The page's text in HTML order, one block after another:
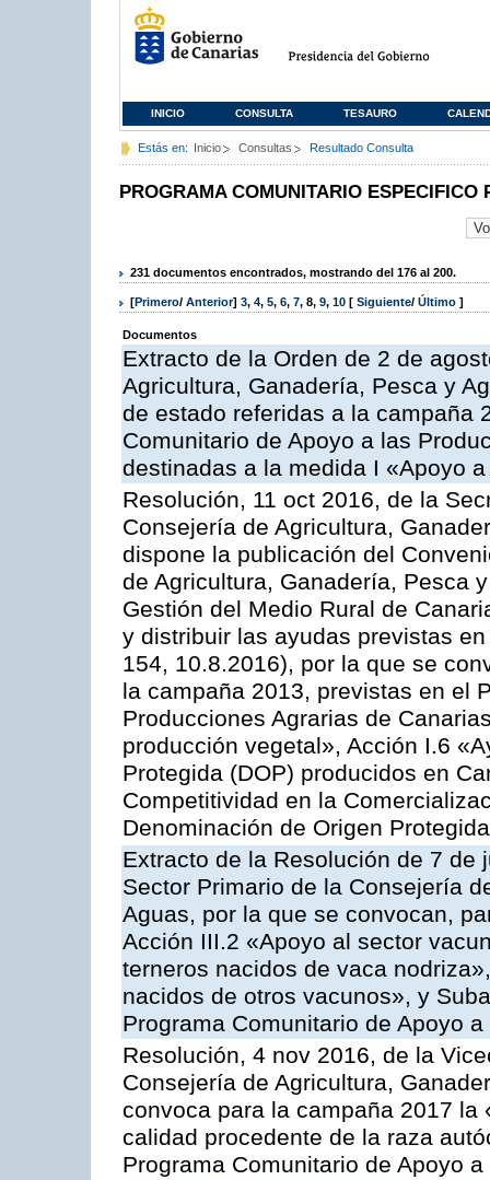
INICIO CONSULTA TESAURO
Estás en: Inicio Consultas Resultado Consulta
PROGRAMA COMUNITARIO ESPECIFICO
231 documentos encontrados, mostrando del 176 al 200.
[Primero/ Anterior] 3, 4, 5, 6, 7, 8, 9, 10 [ Siguiente/ Último ]
Documentos
Extracto de la Orden de 2 de
Agricultura, Ganadería, Pesca y
de estado referidas a la campaña
Comunitario de Apoyo a las
destinadas a la medida I «Apoyo
Resolución, 11 oct 2016, de la
Consejería de Agricultura,
dispone la publicación del
de Agricultura, Ganadería, Pesca
Gestión del Medio Rural de
y distribuir las ayudas previstas
154, 10.8.2016), por la que se
la campaña 2013, previstas en el
Producciones Agrarias de
producción vegetal», Acción I.6
Protegida (DOP) producidos en
Competitividad en la
Denominación de Origen
Extracto de la Resolución de 7
Sector Primario de la Consejería
Aguas, por la que se convocan,
Acción III.2 «Apoyo al sector
terneros nacidos de vaca
nacidos de otros vacunos», y
Programa Comunitario de Apoyo
Resolución, 4 nov 2016, de la
Consejería de Agricultura,
convoca para la campaña 2017
calidad procedente de la raza
Programa Comunitario de Apoyo